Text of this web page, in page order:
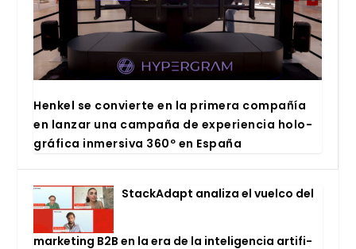
Hen­kel se con­vier­te en la pri­me­ra com­pa­ñía
en lan­zar una cam­pa­ña de expe­rien­cia holo­
grá­fi­ca inmer­si­va 360º en Espa­ña
Stac­kA­dapt ana­li­za el vuel­co del
mar­ke­ting B2B en la era de la inte­li­gen­cia arti­fi­